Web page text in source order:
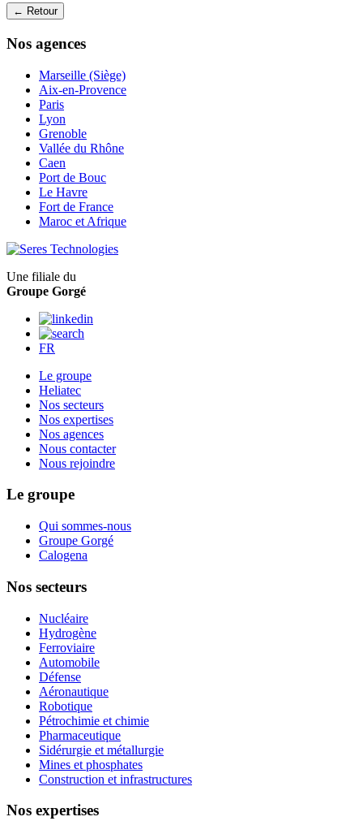
← Retour
Nos agences
Marseille (Siège)
Aix-en-Provence
Paris
Lyon
Grenoble
Vallée du Rhône
Caen
Port de Bouc
Le Havre
Fort de France
Maroc et Afrique
Une filiale du
Groupe Gorgé
FR
Le groupe
Heliatec
Nos secteurs
Nos expertises
Nos agences
Nous contacter
Nous rejoindre
Le groupe
Qui sommes-nous
Groupe Gorgé
Calogena
Nos secteurs
Nucléaire
Hydrogène
Ferroviaire
Automobile
Défense
Aéronautique
Robotique
Pétrochimie et chimie
Pharmaceutique
Sidérurgie et métallurgie
Mines et phosphates
Construction et infrastructures
Nos expertises